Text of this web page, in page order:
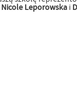
Nicole Leporowska i